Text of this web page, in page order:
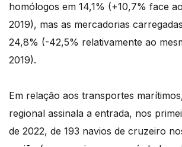
homólogos em 14,1% (+10,7% face
2019), mas as mercadorias
24,8% (-42,5% relativamente ao
2019).
Em relação aos transportes
regional assinala a entrada, nos
de 2022, de 193 navios de cruzeiro